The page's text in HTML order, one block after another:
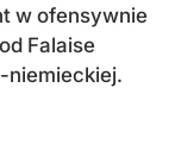
w ofensywnie
Falaise
niemieckiej.